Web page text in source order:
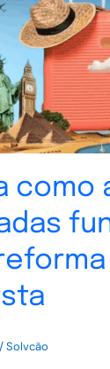
como
/Solvcão